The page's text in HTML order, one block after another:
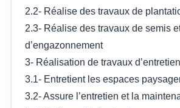
2.2- Réalise des travaux de
2.3- Réalise des travaux de semis
d’engazonnement
3- Réalisation de travaux d’entretien
3.1- Entretient les espaces
3.2- Assure l’entretien et la